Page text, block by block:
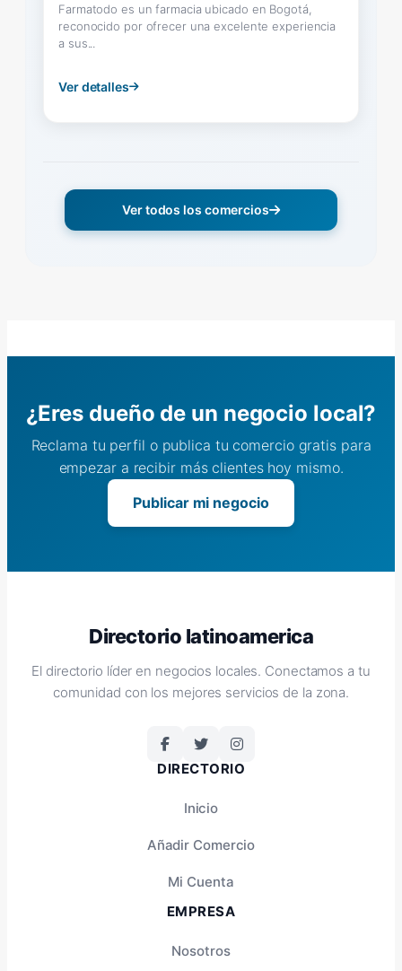
Farmatodo es un farmacia ubicado en Bogotá,
reconocido por ofrecer una excelente experiencia
a sus...
Ver detalles
Ver todos los comercios
¿Eres dueño de un negocio local?
Reclama tu perfil o publica tu comercio gratis para
empezar a recibir más clientes hoy mismo.
Publicar mi negocio
Directorio latinoamerica
El directorio líder en negocios locales. Conectamos a tu
comunidad con los mejores servicios de la zona.
DIRECTORIO
Inicio
Añadir Comercio
Mi Cuenta
EMPRESA
Nosotros